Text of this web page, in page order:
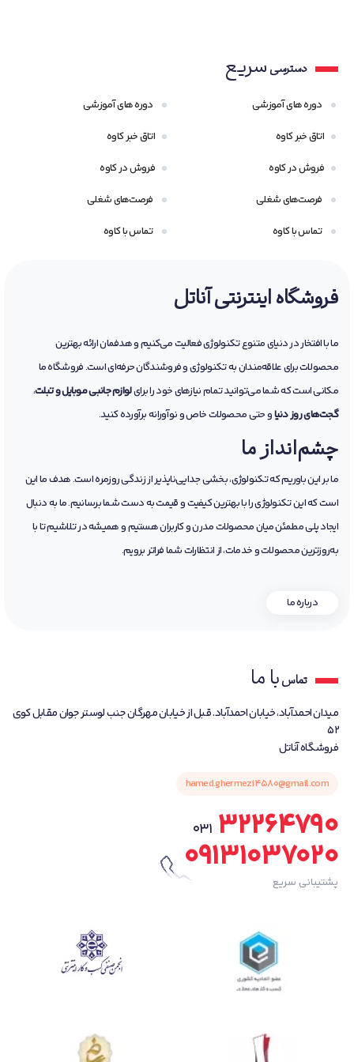
دسترسی سریع
دوره های آموزشی
اتاق خبر کاوه
فروش در کاوه
فرصت‌های شغلی
تماس با کاوه
دوره های آموزشی
اتاق خبر کاوه
فروش در کاوه
فرصت‌های شغلی
تماس با کاوه
فروشگاه اینترنتی آناتل
ما با افتخار در دنیای متنوع تکنولوژی فعالیت می‌کنیم و هدفمان ارائه بهترین
محصولات برای علاقه‌مندان به تکنولوژی و فروشندگان حرفه‌ای است. فروشگاه ما
مکانی است که شما می‌توانید تمام نیازهای خود را برایلوازم جانبی موبایل و تبلت،
گجت‌های روز دنیاو حتی محصولات خاص و نوآورانه برآورده کنید.
چشم‌انداز ما
ما بر این باوریم که تکنولوژی، بخشی جدایی‌ناپذیر از زندگی روزمره است. هدف ما این
است که این تکنولوژی را با بهترین کیفیت و قیمت به دست شما برسانیم. ما به دنبال
ایجاد پلی مطمئن میان محصولات مدرن و کاربران هستیم و همیشه در تلاشیم تا با
به‌روزترین محصولات و خدمات، از انتظارات شما فراتر برویم.
درباره ما
تماسبا ما
میدان احمدآباد، خیابان احمدآباد. قبل از خیابان مهرگان جنب لوستر جوان مقابل کوی
52
فروشگاه آناتل
hamed.ghermezi4580@gmail.com
031 32264790
09131037020
پشتیبانی سریع